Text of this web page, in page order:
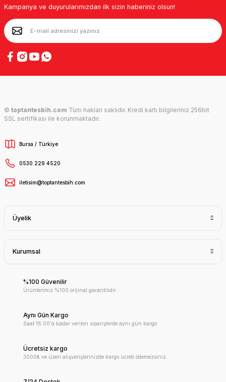
Kampanya ve duyurularımızdan ilk sizin haberiniz olsun!
© toptantesbih.com Tüm hakları saklıdır. Kredi kartı bilgileriniz 256bit
SSL sertifikası ile korunmaktadır.
Bursa / Türkiye
0530 229 4520
iletisim@toptantesbih.com
Üyelik
Kurumsal
%100 Güvenilir
Ürünlerimiz %100 orijinal garantilidir.
Aynı Gün Kargo
Saat 16:00'a kadar verilen siparişlerde aynı gün kargo
Ücretsiz kargo
3000₺ ve üzeri alışverişlerinizde kargo ücreti ödemezsiniz.